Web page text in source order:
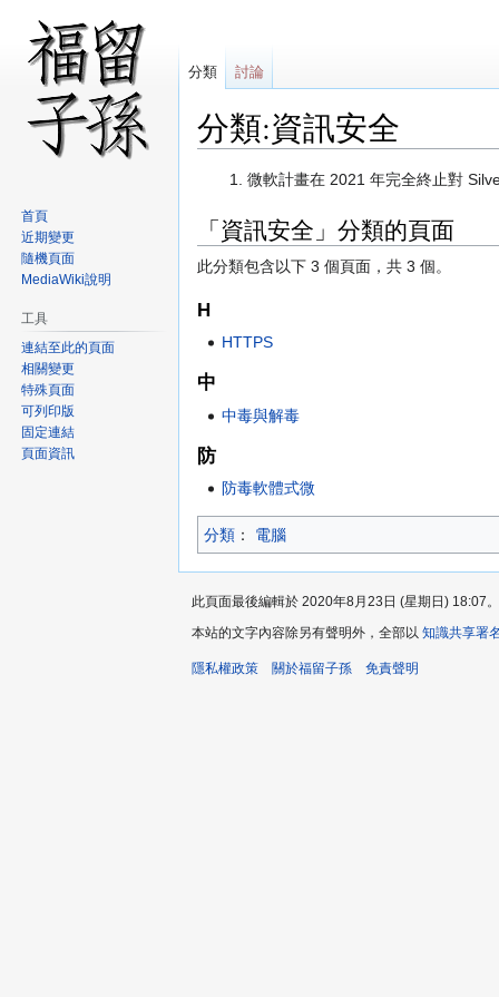
分類:資訊安全
導
覽
搜
尋
微軟計畫在 2021 年完全終止對
「資訊安全」分類的頁面
此分類包含以下 3 個頁面，共 3 個。
H
HTTPS
中
中毒與解毒
防
防毒軟體式微
分類 ：​ 電腦
分類 討論
首頁
近期變更
隨機頁面
MediaWiki說明
工具
連結至此的頁面
相關變更
特殊頁面
可列印版
固定連結
頁面資訊
此頁面最後編輯於 2020年8月23日 (星期日) 18:07。
本站的文字內容除另有聲明外，全部以 知識共享署
隱私權政策 關於福留子孫 免責聲明